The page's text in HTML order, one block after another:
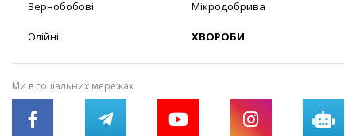
Зернобобові
Олійні
Мікродобрива
ХВОРОБИ
Ми в соціальних мережах